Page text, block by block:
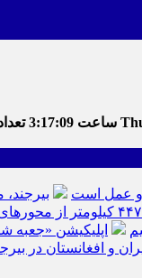
ساعت 3:17:10
و عمل است
اپلیکیشن «جعبه
و افغانستان در